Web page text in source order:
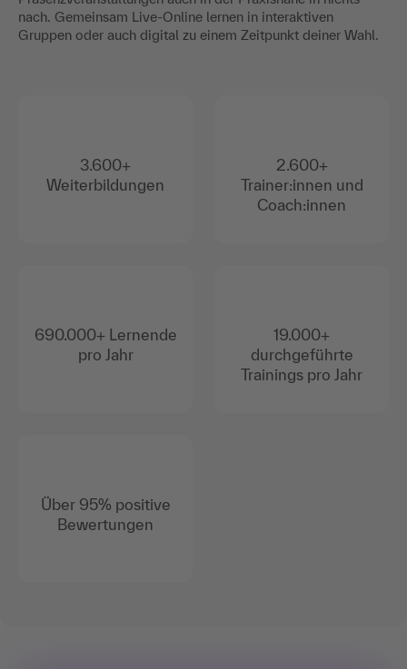
nach. Gemeinsam Live-Online lernen in interaktiven
Gruppen oder auch digital zu einem Zeitpunkt deiner Wahl.
3.600+
Weiterbildungen
690.000+ Lernende
pro Jahr
Über 95% positive
Bewertungen
2.600+
Trainer:innen und
Coach:innen
19.000+
durchgeführte
Trainings pro Jahr